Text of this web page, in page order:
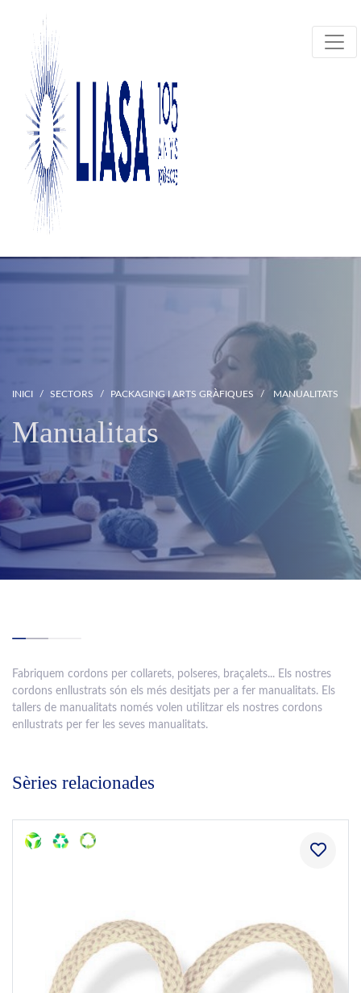
INICI SECTORS PACKAGING I ARTS GRÀFIQUES MANUALITATS
Manualitats
Fabriquem cordons per collarets, polseres, braçalets... Els nostres
cordons enllustrats són els més desitjats per a fer manualitats. Els
tallers de manualitats només volen utilitzar els nostres cordons
enllustrats per fer les seves manualitats.
Sèries relacionades